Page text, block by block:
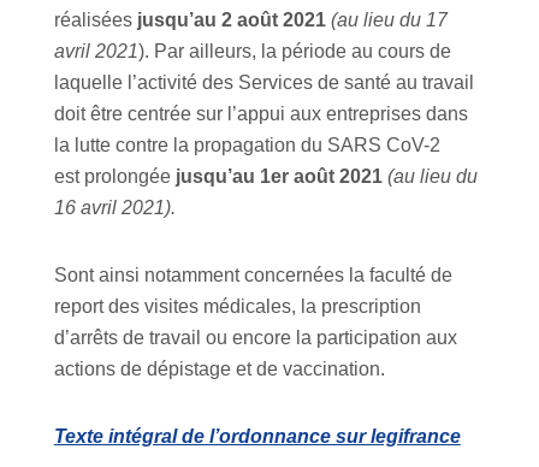
réaliséesjusqu’au 2 août 2021 (au lieu du 17
avril 2021). Par ailleurs, la période au cours de
laquelle l’activité des Services de santé au travail
doit être centrée sur l’appui aux entreprises dans
la lutte contre la propagation du SARS CoV-2
est prolongéejusqu’au 1er août 2021 (au lieu du
16 avril 2021).
Sont ainsi notamment concernées la faculté de
report des visites médicales, la prescription
d’arrêts de travail ou encore la participation aux
actions de dépistage et de vaccination.
Texte intégral de l’ordonnance sur legifrance